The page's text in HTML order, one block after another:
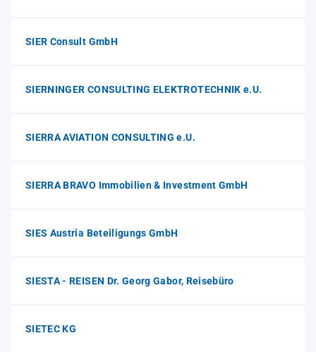
SIER Consult GmbH
SIERNINGER CONSULTING ELEKTROTECHNIK e.U.
SIERRA AVIATION CONSULTING e.U.
SIERRA BRAVO Immobilien & Investment GmbH
SIES Austria Beteiligungs GmbH
SIESTA - REISEN Dr. Georg Gabor, Reisebüro
SIETEC KG